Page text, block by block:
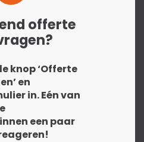
offerte
knop ‘Offerte
en
in. Eén van
een paar